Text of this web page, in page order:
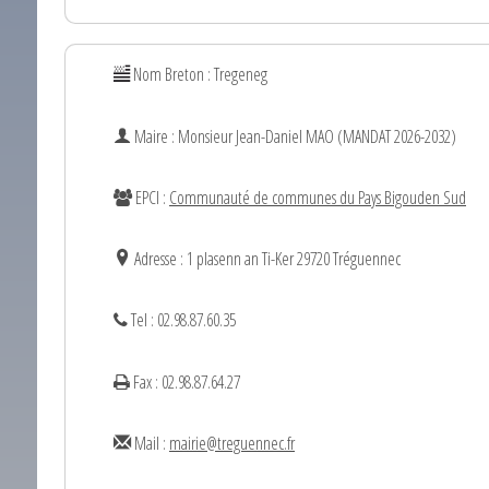
Nom Breton : Tregeneg
Maire : MonsieurJean-Daniel MAO (MANDAT 2026-2032)
EPCI : Communauté de communes du Pays Bigouden Sud
Adresse : 1 plasenn an Ti-Ker 29720 Tréguennec
Tel : 02.98.87.60.35
Fax : 02.98.87.64.27
Mail : mairie@treguennec.fr